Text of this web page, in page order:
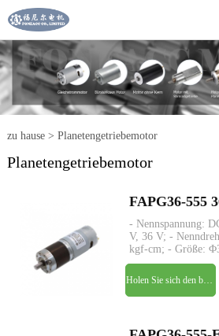
zu hause> Planetengetriebemotor
Planetengetriebemotor
- Nennspannung:
V, 36 V; -
kgf-cm; - Größe:
Φ8mm D-Schnitt
Magnetischer